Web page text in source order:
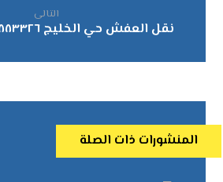
التالى
نقل العفش حي الخليج ٠٥٥٤٨٨٣٣٢٦ خصم ٥٠٪
المنشورات ذات الصلة